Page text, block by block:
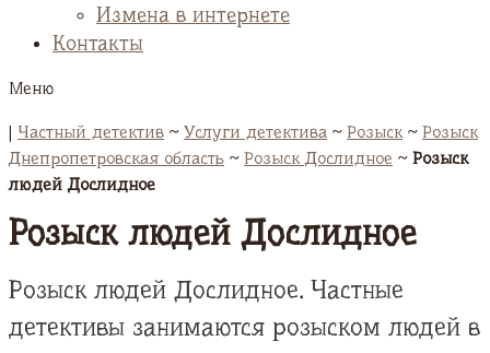
Измена в интернете
Контакты
Меню
| Частный детектив ~ Услуги детектива ~ Розыск~ Розыск
Днепропетровская область ~ Розыск Дослидное ~ Розыск
людей Дослидное
Розыск людей Дослидное
Розыск людей Дослидное. Частные
детективы занимаются розыском людей в